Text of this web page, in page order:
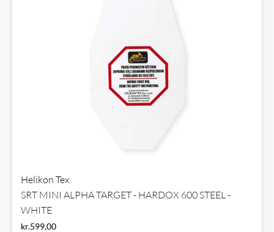
Helikon Tex
SRT MINI ALPHA TARGET - HARDOX 600 STEEL -
WHITE
kr.599,00